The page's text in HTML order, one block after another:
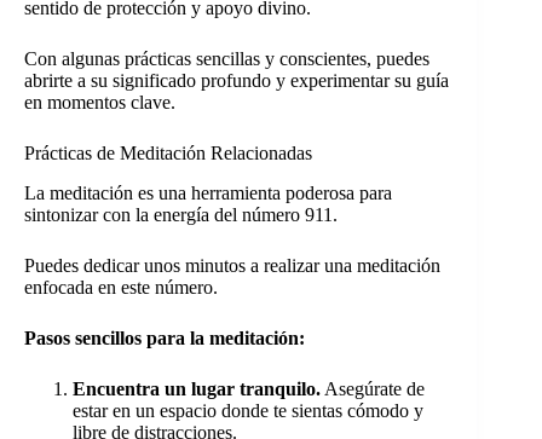
sentido de protección y apoyo divino.
Con algunas prácticas sencillas y conscientes, puedes
abrirte a su significado profundo y experimentar su guía
en momentos clave.
Prácticas de Meditación Relacionadas
La meditación es una herramienta poderosa para
sintonizar con la energía del número 911.
Puedes dedicar unos minutos a realizar una meditación
enfocada en este número.
Pasos sencillos para la meditación:
Encuentra un lugar tranquilo. Asegúrate de
estar en un espacio donde te sientas cómodo y
libre de distracciones.